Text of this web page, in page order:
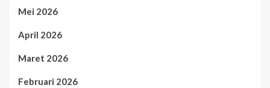
Mei 2026
April 2026
Maret 2026
Februari 2026